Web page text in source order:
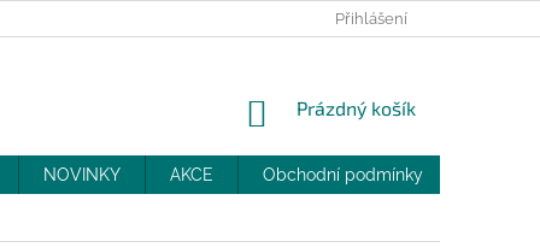
MOJE OBJEDNÁVKA
Přihlášení
NÁKUPNÍ
Prázdný košík
NOVINKY AKCE Obchodní podmínky